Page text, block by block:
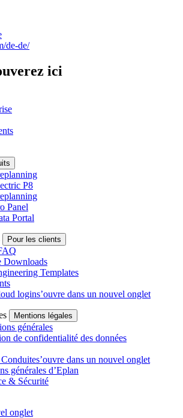
de-de/
ici
P8
Panel
Portal
Pour les clients
Downloads
Templates
logins’ouvre dans un nouvel onglet
Mentions légales
générales
de confidentialité des données
s’ouvre dans un nouvel onglet
générales d’Eplan
& Sécurité
onglet